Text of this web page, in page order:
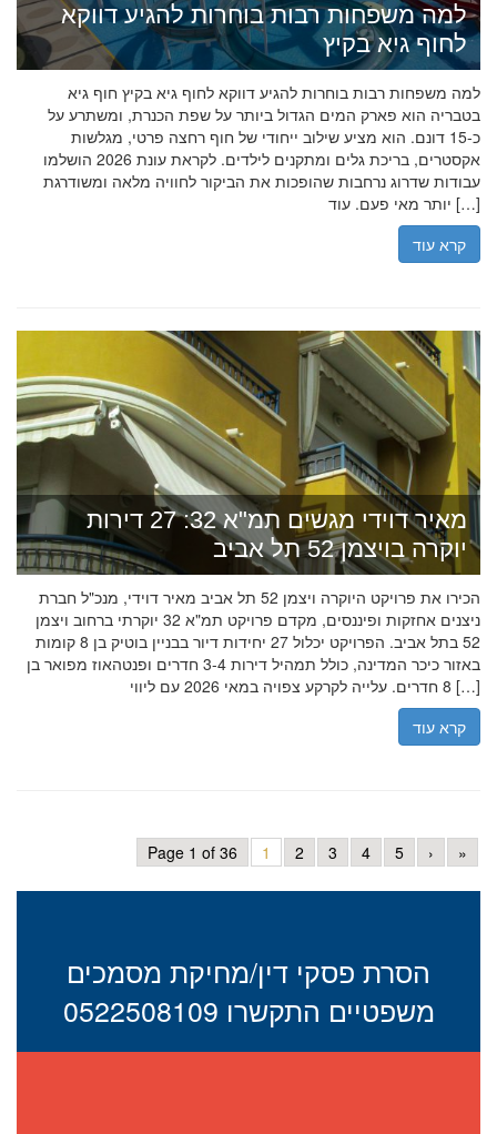
למה משפחות רבות בוחרות להגיע דווקא
לחוף גיא בקיץ
למה משפחות רבות בוחרות להגיע דווקא לחוף גיא בקיץ חוף גיא
בטבריה הוא פארק המים הגדול ביותר על שפת הכנרת, ומשתרע על
כ-15 דונם. הוא מציע שילוב ייחודי של חוף רחצה פרטי, מגלשות
אקסטרים, בריכת גלים ומתקנים לילדים. לקראת עונת 2026 הושלמו
עבודות שדרוג נרחבות שהופכות את הביקור לחוויה מלאה ומשודרגת
יותר מאי פעם. עוד […]
קרא עוד
מאיר דוידי מגשים תמ"א 32: 27 דירות
יוקרה בויצמן 52 תל אביב
הכירו את פרויקט היוקרה ויצמן 52 תל אביב מאיר דוידי, מנכ"ל חברת
ניצנים אחזקות ופיננסים, מקדם פרויקט תמ"א 32 יוקרתי ברחוב ויצמן
52 בתל אביב. הפרויקט יכלול 27 יחידות דיור בבניין בוטיק בן 8 קומות
באזור כיכר המדינה, כולל תמהיל דירות 3-4 חדרים ופנטהאוז מפואר בן
8 חדרים. עלייה לקרקע צפויה במאי 2026 עם ליווי […]
קרא עוד
Page 1 of 36 1 2 3 4 5 › »
הסרת פסקי דין/מחיקת מסמכים
משפטיים התקשרו 0522508109